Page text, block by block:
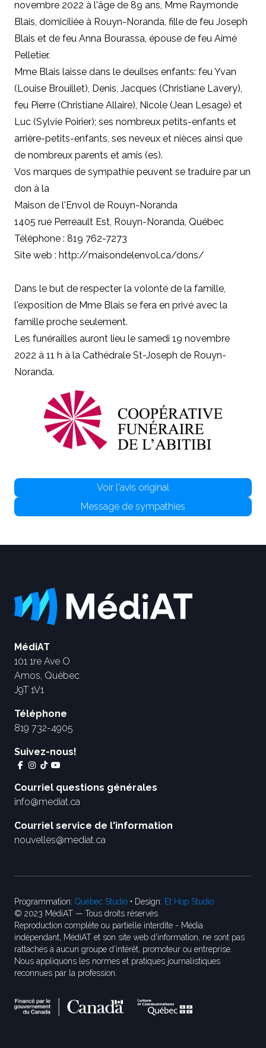
novembre 2022 à l'âge de 89 ans, Mme Raymonde
Blais, domiciliée à Rouyn-Noranda, fille de feu Joseph
Blais et de feu Anna Bourassa, épouse de feu Aimé
Pelletier.
Mme Blais laisse dans le deuilses enfants: feu Yvan
(Louise Brouillet), Denis, Jacques (Christiane Lavery),
feu Pierre (Christiane Allaire), Nicole (Jean Lesage) et
Luc (Sylvie Poirier); ses nombreux petits-enfants et
arrière-petits-enfants, ses neveux et nièces ainsi que
de nombreux parents et amis (es).
Vos marques de sympathie peuvent se traduire par un
don à la
Maison de l'Envol de Rouyn-Noranda
1405 rue Perreault Est, Rouyn-Noranda, Québec
Téléphone : 819 762-7273
Site web : http://maisondelenvol.ca/dons/
Dans le but de respecter la volonté de la famille,
l'exposition de Mme Blais se fera en privé avec la
famille proche seulement.
Les funérailles auront lieu le samedi 19 novembre
2022 à 11 h à la Cathédrale St-Joseph de Rouyn-
Noranda.
Voir l'avis original
Message de sympathies
MédiAT
101 1re Ave O
Amos, Québec
J9T 1V1
Téléphone
819 732-4905
Suivez-nous!
Courriel questions générales
info@mediat.ca
Courriel service de l'information
nouvelles@mediat.ca
Programmation: Québec Studio • Design: Et Hop Studio
© 2023 MédiAT — Tous droits réservés
Reproduction complète ou partielle interdite - Média
indépendant, MédiAT et son site web d'information, ne sont pas
rattachés à aucun groupe d’intérêt, promoteur ou entreprise.
Nous appliquons les normes et pratiques journalistiques
reconnues par la profession.